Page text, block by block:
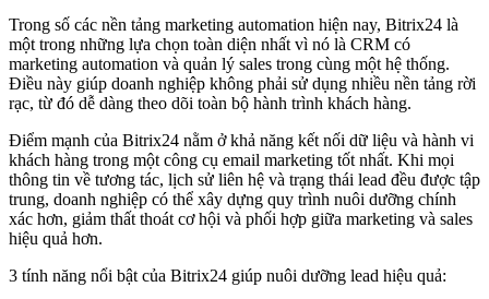
Trong số các nền tảng marketing automation hiện nay, Bitrix24 là
một trong những lựa chọn toàn diện nhất vì nó là CRM có
marketing automation và quản lý sales trong cùng một hệ thống.
Điều này giúp doanh nghiệp không phải sử dụng nhiều nền tảng rời
rạc, từ đó dễ dàng theo dõi toàn bộ hành trình khách hàng.
Điểm mạnh của Bitrix24 nằm ở khả năng kết nối dữ liệu và hành vi
khách hàng trong một công cụ email marketing tốt nhất. Khi mọi
thông tin về tương tác, lịch sử liên hệ và trạng thái lead đều được tập
trung, doanh nghiệp có thể xây dựng quy trình nuôi dưỡng chính
xác hơn, giảm thất thoát cơ hội và phối hợp giữa marketing và sales
hiệu quả hơn.
3 tính năng nổi bật của Bitrix24 giúp nuôi dưỡng lead hiệu quả: